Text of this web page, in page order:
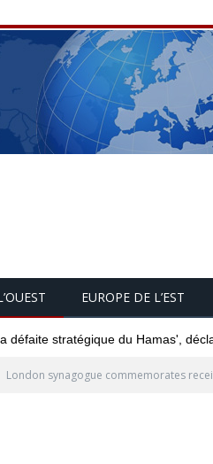
EUROPE DE L’EST
défaite stratégique du Hamas',
London synagogue commemorates